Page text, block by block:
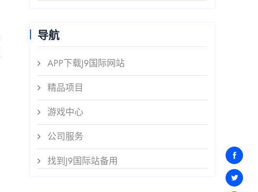
导航
APP下载J9国际网站
精品项目
游戏中心
公司服务
找到J9国际站备用